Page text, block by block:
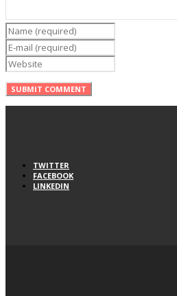
TWITTER
FACEBOOK
LINKEDIN